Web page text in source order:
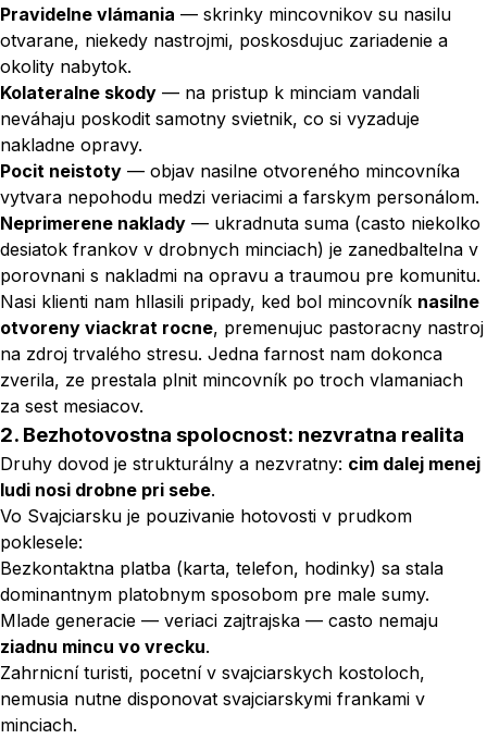
Pravidelne vlámania — skrinky mincovnikov su nasilu
otvarane, niekedy nastrojmi, poskosdujuc zariadenie a
okolity nabytok.
Kolateralne skody — na pristup k minciam vandali
neváhaju poskodit samotny svietnik, co si vyzaduje
nakladne opravy.
Pocit neistoty — objav nasilne otvoreného mincovníka
vytvara nepohodu medzi veriacimi a farskym personálom.
Neprimerene naklady — ukradnuta suma (casto niekolko
desiatok frankov v drobnych minciach) je zanedbaltelna v
porovnani s nakladmi na opravu a traumou pre komunitu.
Nasi klienti nam hllasili pripady, ked bol mincovník nasilne
otvoreny viackrat rocne, premenujuc pastoracny nastroj
na zdroj trvalého stresu. Jedna farnost nam dokonca
zverila, ze prestala plnit mincovník po troch vlamaniach
za sest mesiacov.
2. Bezhotovostna spolocnost: nezvratna realita
Druhy dovod je strukturálny a nezvratny: cim dalej menej
ludi nosi drobne pri sebe.
Vo Svajciarsku je pouzivanie hotovosti v prudkom
poklesele:
Bezkontaktna platba (karta, telefon, hodinky) sa stala
dominantnym platobnym sposobom pre male sumy.
Mlade generacie — veriaci zajtrajska — casto nemaju
ziadnu mincu vo vrecku.
Zahrnicní turisti, pocetní v svajciarskych kostoloch,
nemusia nutne disponovat svajciarskymi frankami v
minciach.